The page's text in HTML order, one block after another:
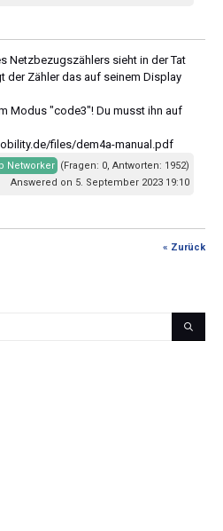
Netzbezugszählers sieht in der Tat
der Zähler das auf seinem Display
Modus "code3"! Du musst ihn auf
files/dem4a-manual.pdf
Networker (Fragen: 0, Antworten: 1952)
Answered on 5. September 2023 19:10
« Zurück